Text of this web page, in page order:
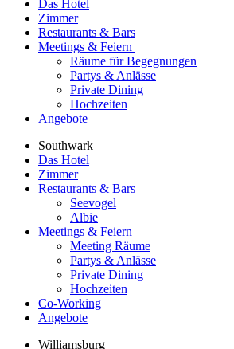
Das Hotel
Zimmer
Restaurants & Bars
Meetings & Feiern
Räume für Begegnungen
Partys & Anlässe
Private Dining
Hochzeiten
Angebote
Southwark
Das Hotel
Zimmer
Restaurants & Bars
Seevogel
Albie
Meetings & Feiern
Meeting Räume
Partys & Anlässe
Private Dining
Hochzeiten
Co-Working
Angebote
Williamsburg